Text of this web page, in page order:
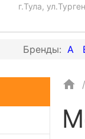
г.Тула,
A